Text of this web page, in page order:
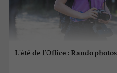
L'été de l'Office : Rando photos